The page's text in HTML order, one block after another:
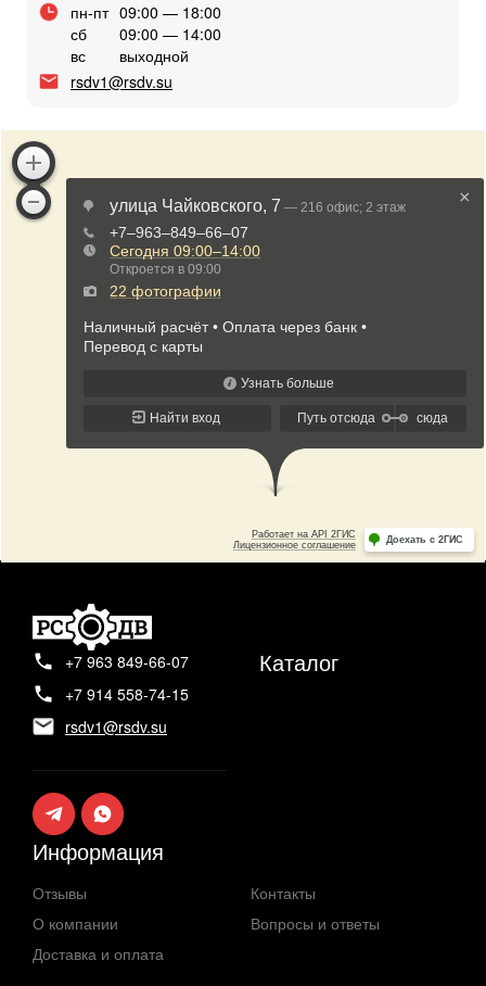
пн-пт 09:00 — 18:00
сб
09:00 — 14:00
вс
выходной
rsdv1@rsdv.su
+7 963 849-66-07
+7 914 558-74-15
rsdv1@rsdv.su
Каталог
Информация
Отзывы
О компании
Доставка и оплата
Контакты
Вопросы и ответы